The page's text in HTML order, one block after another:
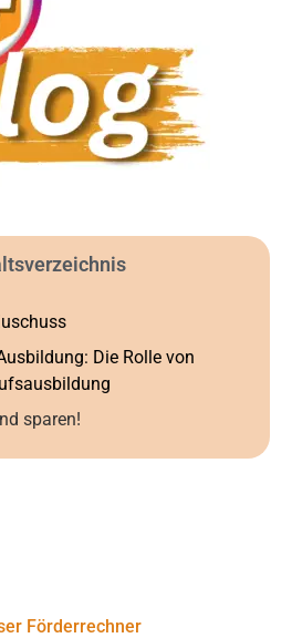
Die Rolle von
sparen!
Förderrechner